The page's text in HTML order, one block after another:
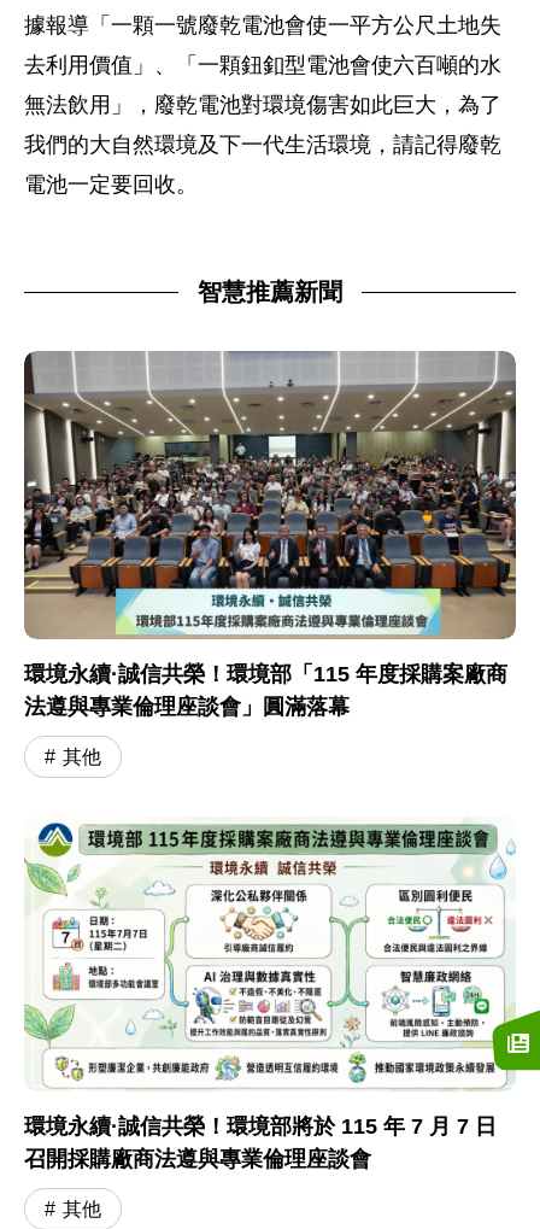
據報導「一顆一號廢乾電池會使一平方公尺土地失
去利用價值」、「一顆鈕釦型電池會使六百噸的水
無法飲用」，廢乾電池對環境傷害如此巨大，為了
我們的大自然環境及下一代生活環境，請記得廢乾
電池一定要回收。
智慧推薦新聞
環境永續·誠信共榮！環境部「115 年度採購案廠商
法遵與專業倫理座談會」圓滿落幕
其他
環境永續·誠信共榮！環境部將於 115 年 7 月 7 日
召開採購廠商法遵與專業倫理座談會
其他